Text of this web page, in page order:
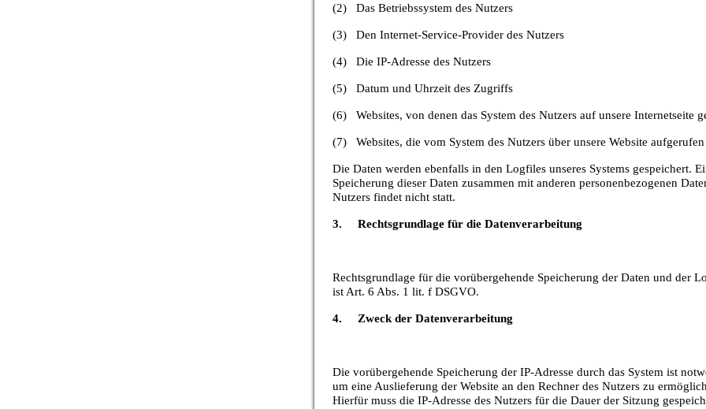
(2) Das Betriebssystem des Nutzers
(3) Den Internet-Service-Provider des Nutzers
(4) Die IP-Adresse des Nutzers
(5) Datum und Uhrzeit des Zugriffs
(6) Websites, von denen das System des Nutzers auf unsere Internetseite
(7) Websites, die vom System des Nutzers über unsere Website
Die Daten werden ebenfalls in den Logfiles unseres Systems gespeichert.
Speicherung dieser Daten zusammen mit anderen personenbezogenen
Nutzers findet nicht statt.
3. Rechtsgrundlage für die Datenverarbeitung
Rechtsgrundlage für die vorübergehende Speicherung der Daten und der
ist Art. 6 Abs. 1 lit. f DSGVO.
4. Zweck der Datenverarbeitung
Die vorübergehende Speicherung der IP-Adresse durch das System ist
um eine Auslieferung der Website an den Rechner des Nutzers zu
Hierfür muss die IP-Adresse des Nutzers für die Dauer der Sitzung